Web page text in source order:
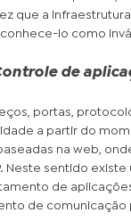
que a
lo como
de
portas,
a partir do
na web,
Neste sentido
de
de comunicação